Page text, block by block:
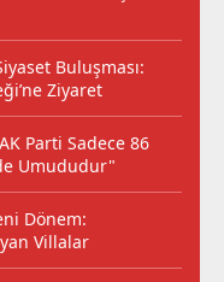
Buluşması:
Ziyaret
Parti Sadece 86
Umududur"
Dönem:
Villalar